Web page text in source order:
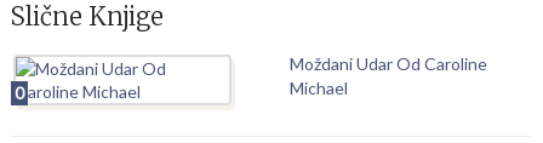
Slične Knjige
0
Moždani Udar Od Caroline
Michael